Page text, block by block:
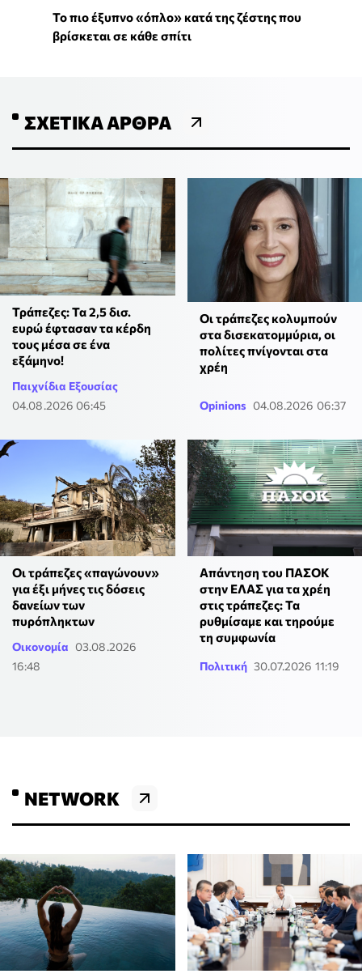
To πιο έξυπνο «όπλο» κατά της ζέστης που
βρίσκεται σε κάθε σπίτι
ΣΧΕΤΙΚΆ ΆΡΘΡΑ
Τράπεζες: Τα 2,5 δισ.
ευρώ έφτασαν τα κέρδη
τους μέσα σε ένα
εξάμηνο!
Παιχνίδια Εξουσίας
04.08.2026 06:45
Οι τράπεζες κολυμπούν
στα δισεκατομμύρια, οι
πολίτες πνίγονται στα
χρέη
Opinions 04.08.2026 06:37
Οι τράπεζες «παγώνουν»
για έξι μήνες τις δόσεις
δανείων των
πυρόπληκτων
Οικονομία 03.08.2026
16:48
Απάντηση του ΠΑΣΟΚ
στην ΕΛΑΣ για τα χρέη
στις τράπεζες: Τα
ρυθμίσαμε και τηρούμε
τη συμφωνία
Πολιτική 30.07.2026 11:19
NETWORK